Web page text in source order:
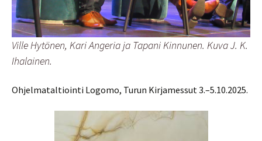
Ville Hytönen, Kari Angeria ja Tapani Kinnunen. Kuva J. K.
Ihalainen.
Ohjelmataltiointi Logomo, Turun Kirjamessut 3.–5.10.2025.